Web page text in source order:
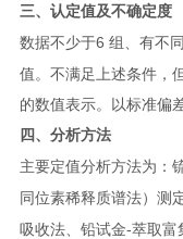
三、认定值及不确定度
数据不少于6 组、有不
值。不满足上述条件，
的数值表示。以标准偏
四、分析方法
主要定值分析方法为：
同位素稀释质谱法）测
吸收法、铅试金-萃取富